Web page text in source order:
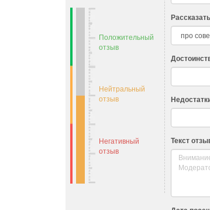
Положительный
отзыв
Нейтральный
отзыв
Негативный
отзыв
Текст